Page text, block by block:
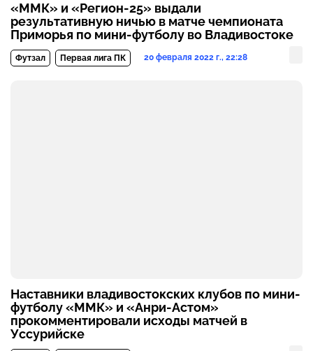
«ММК» и «Регион-25» выдали
результативную ничью в матче чемпионата
Приморья по мини-футболу во Владивостоке
Футзал Первая лига ПК 20 февраля 2022 г., 22:28
Наставники владивостокских клубов по мини-
футболу «ММК» и «Анри-Астом»
прокомментировали исходы матчей в
Уссурийске